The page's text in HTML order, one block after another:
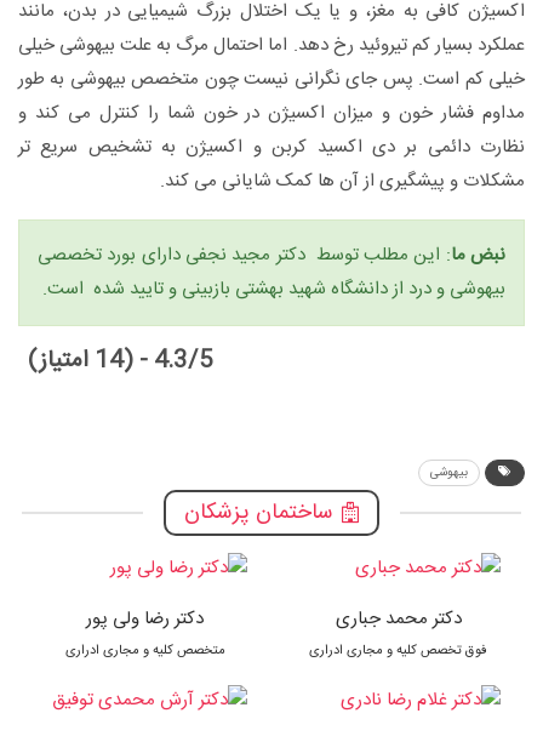
اکسیژن کافی به مغز، و یا یک اختلال بزرگ شیمیایی در بدن، مانند
عملکرد بسیار کم تیروئید رخ دهد. اما احتمال مرگ به علت بیهوشی خیلی
خیلی کم است. پس جای نگرانی نیست چون متخصص بیهوشی به طور
مداوم فشار خون و میزان اکسیژن در خون شما را کنترل می کند و
نظارت دائمی بر دی اکسید کربن و اکسیژن به تشخیص سریع تر
مشکلات و پیشگیری از آن ها کمک شایانی می کند.
نبض ما: این مطلب توسط دکتر مجید نجفی دارای بورد تخصصی
بیهوشی و درد از دانشگاه شهید بهشتی بازبینی و تایید شده است.
4.3/5 - (14 امتیاز)
بیهوشی
ساختمان پزشکان
دکتر محمد جباری
فوق تخصص کلیه و مجاری ادراری
دکتر رضا ولی پور
متخصص کلیه و مجاری ادراری